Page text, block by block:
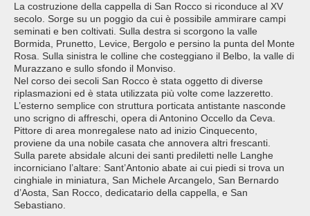
La costruzione della cappella di San Rocco si riconduce al XV
secolo. Sorge su un poggio da cui è possibile ammirare campi
seminati e ben coltivati. Sulla destra si scorgono la valle
Bormida, Prunetto, Levice, Bergolo e persino la punta del Monte
Rosa. Sulla sinistra le colline che costeggiano il Belbo, la valle di
Murazzano e sullo sfondo il Monviso.
Nel corso dei secoli San Rocco è stata oggetto di diverse
riplasmazioni ed è stata utilizzata più volte come lazzeretto.
L’esterno semplice con struttura porticata antistante nasconde
uno scrigno di affreschi, opera di Antonino Occello da Ceva.
Pittore di area monregalese nato ad inizio Cinquecento,
proviene da una nobile casata che annovera altri frescanti.
Sulla parete absidale alcuni dei santi prediletti nelle Langhe
incorniciano l’altare: Sant’Antonio abate ai cui piedi si trova un
cinghiale in miniatura, San Michele Arcangelo, San Bernardo
d’Aosta, San Rocco, dedicatario della cappella, e San
Sebastiano.